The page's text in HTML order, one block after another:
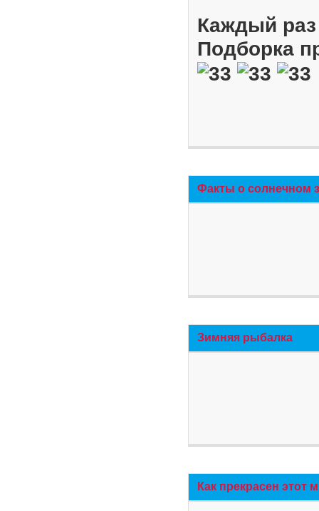
Каждый
Подборка
Факты о солнечном
Зимняя рыбалка
Как прекрасен этот